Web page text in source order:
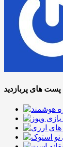
پست های پربازدید